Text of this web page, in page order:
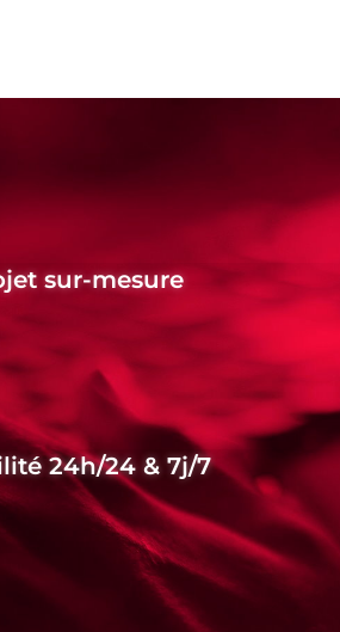
sur-mesure
24h/24 & 7j/7